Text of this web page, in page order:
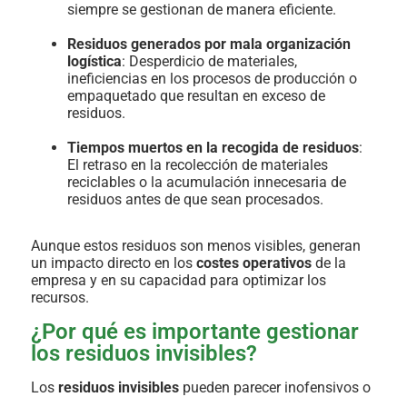
siempre se gestionan de manera eficiente.
Residuos generados por mala organización
logística: Desperdicio de materiales,
ineficiencias en los procesos de producción o
empaquetado que resultan en exceso de
residuos.
Tiempos muertos en la recogida de residuos:
El retraso en la recolección de materiales
reciclables o la acumulación innecesaria de
residuos antes de que sean procesados.
Aunque estos residuos son menos visibles, generan
un impacto directo en los costes operativos de la
empresa y en su capacidad para optimizar los
recursos.
¿Por qué es importante gestionar
los residuos invisibles?
Los residuos invisibles pueden parecer inofensivos o